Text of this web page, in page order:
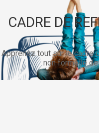
CADRE DE
Apprenez tout sur le cadre
non formelle